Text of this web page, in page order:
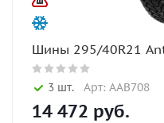
Шины 295/40R21
3 шт. Арт: AAB708
14 472 руб.